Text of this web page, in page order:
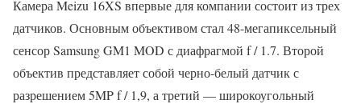
Камера Meizu 16XS впервые для компании состоит из трех
датчиков. Основным объективом стал 48-мегапиксельный
сенсор Samsung GM1 MOD с диафрагмой f / 1.7. Второй
объектив представляет собой черно-белый датчик с
разрешением 5MP f / 1,9, а третий — широкоугольный